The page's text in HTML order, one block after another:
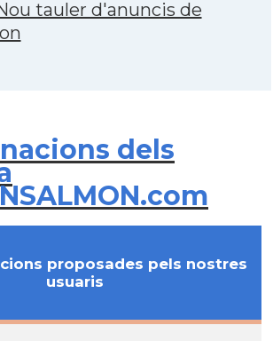
tauler d'anuncis de
dels
proposades pels nostres
usuaris